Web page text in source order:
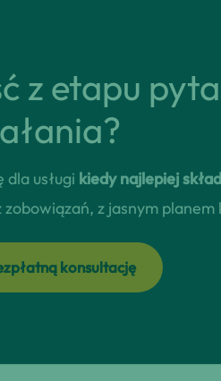
z etapu
usługi kiedy najlepiej
zobowiązań, z jasnym
konsultację